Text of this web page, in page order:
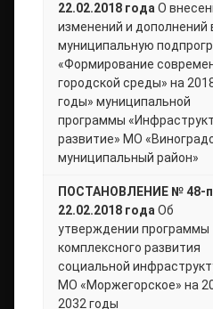
22.02.2018 года О
изменений и дополнений
муниципальную
«Формирование
городской среды» на
годы» муниципальной
программы
развитие» МО
муниципальный район»
ПОСТАНОВЛЕНИЕ № 48-
22.02.2018 года Об
утверждении программы
комплексного развития
социальной
МО «Моржегорское» на
2032 годы